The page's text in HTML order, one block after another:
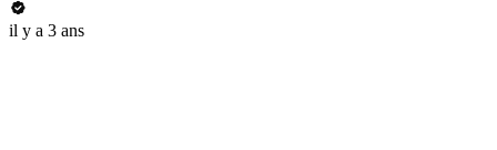
il y a 3 ans